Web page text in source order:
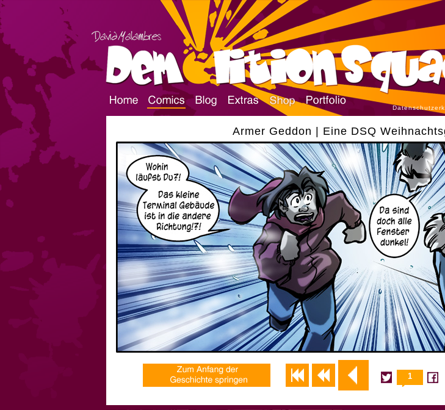
Armer Geddon | Eine DSQ
1